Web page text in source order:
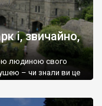
і, звичайно,
людиною свого
– чи знали ви це